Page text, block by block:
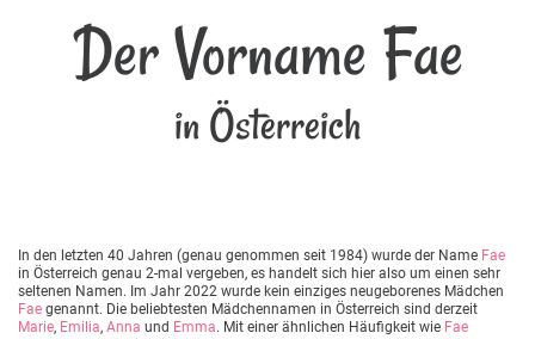
Der Vorname Fae
in Österreich
In den letzten 40 Jahren (genau genommen seit 1984) wurde der Name Fae
in Österreich genau 2-mal vergeben, es handelt sich hier also um einen sehr
seltenen Namen. Im Jahr 2022 wurde kein einziges neugeborenes Mädchen
Fae genannt. Die beliebtesten Mädchennamen in Österreich sind derzeit
Marie, Emilia, Anna und Emma. Mit einer ähnlichen Häufigkeit wie Fae